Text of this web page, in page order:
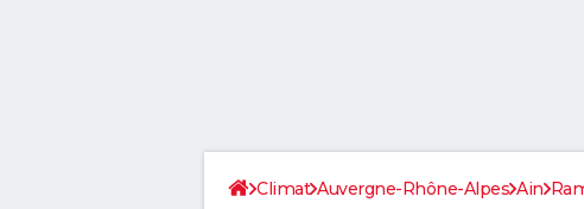
Climat Auvergne-Rhône-Alpes Ain